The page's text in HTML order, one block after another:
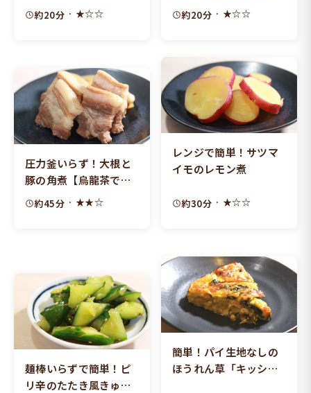
約20分 · ★☆☆
方約20分 · ★☆☆
圧力釜いらず！大根と
豚の角煮【烏龍茶で時
短】約45分 · ★★☆
レンジで簡単！サツマ
イモのレモン煮
約30分 · ★☆☆
麺棒いらずで簡単！ピ
リ辛のたたき風きゅう
簡単！パイ生地なしの
ほうれん草「キッシ